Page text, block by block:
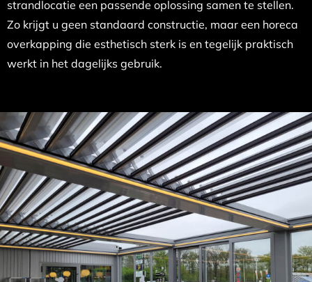
strandlocatie een passende oplossing samen te stellen.
Zo krijgt u geen standaard constructie, maar een horeca
overkapping die esthetisch sterk is en tegelijk praktisch
werkt in het dagelijks gebruik.